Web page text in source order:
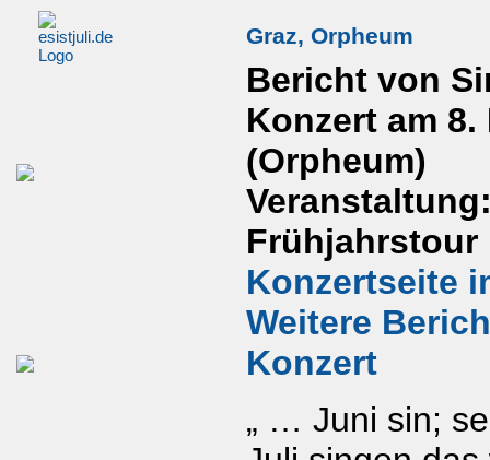
Graz, Orpheum
Bericht von
Konzert am 8.
(Orpheum)
Frühjahrstour
Konzertseite
Weitere
Konzert
„ … Juni sin;